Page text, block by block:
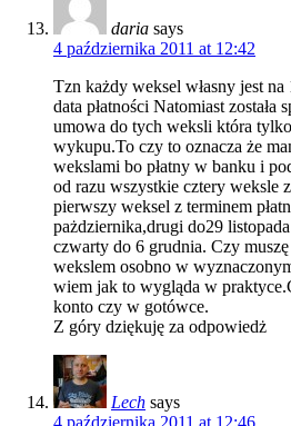
daria says
4 października 2011 at 12:42
Tzn każdy weksel własny jest
data płatności Natomiast została
umowa do tych weksli która
wykupu.To czy to oznacza że
wekslami bo płatny w banku i
od razu wszystkie cztery weksle
pierwszy weksel z terminem
pażdziernika,drugi do29
czwarty do 6 grudnia. Czy
wekslem osobno w
wiem jak to wygląda w
konto czy w gotówce.
Z góry dziękuję za odpowiedż
Lech says
4 października 2011 at 12:46